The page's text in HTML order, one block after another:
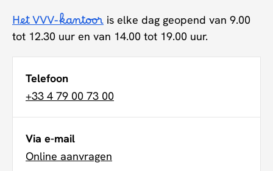
Het VVV-kantoor is elke dag geopend van 9.00
tot 12.30 uur en van 14.00 tot 19.00 uur.
Telefoon
+33 4 79 00 73 00
Via e-mail
Online aanvragen